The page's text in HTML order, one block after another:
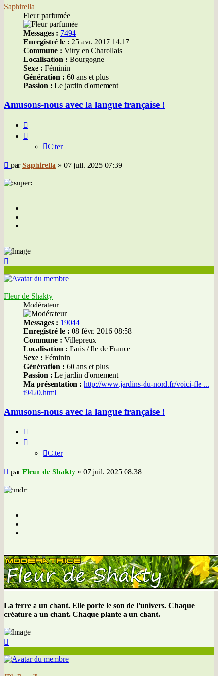
Saphirella
Fleur parfumée
Messages : 7494
Enregistré le : 25 avr. 2017 14:17
Commune : Vitry en Charollais
Localisation : Bourgogne
Sexe : Féminin
Génération : 60 ans et plus
Passion : Le jardin d'ornement
Amusons-nous avec la langue française !
Citer
Message
parSaphirella » 07 juil. 2025 07:39
Fleur de Shakty
Modérateur
Messages : 19044
Enregistré le : 08 févr. 2016 08:58
Commune : Villepreux
Localisation : Paris / Ile de France
Sexe : Féminin
Génération : 60 ans et plus
Passion : Le jardin d'ornement
Ma présentation : http://www.jardins-du-nord.fr/voici-fle ...
t9420.html
Amusons-nous avec la langue française !
Citer
Message
parFleur de Shakty » 07 juil. 2025 08:38
La terre a un chant. Elle porte le son de l'univers. Chaque
créature a un chant. Chaque plante a un chant.